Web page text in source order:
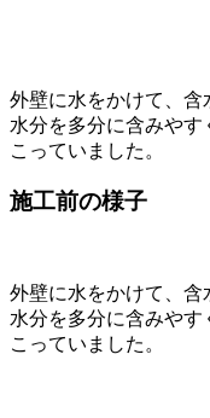
外壁に水をかけて、含
水分を多分に含みや
こっていました。
施工前の様子
外壁に水をかけて、含
水分を多分に含みや
こっていました。